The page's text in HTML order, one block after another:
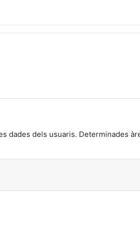
dels usuaris. Determinades